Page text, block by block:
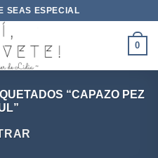
SEAS ESPECIAL
0
“CAPAZO PEZ